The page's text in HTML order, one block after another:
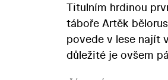
Titulním hrdinou
táboře Artěk
povede v lese najít
důležité je ovšem